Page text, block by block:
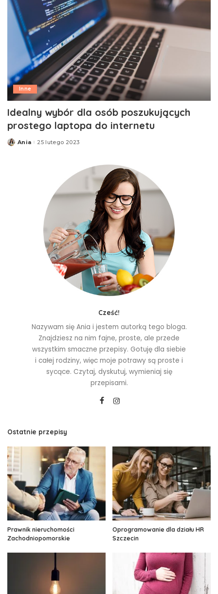
Inne
Idealny wybór dla osób poszukujących
prostego laptopa do internetu
Posted
Ania 25 lutego 2023
Cześć!
Nazywam się Ania i jestem autorką tego bloga.
Znajdziesz na nim fajne, proste, ale przede
wszystkim smaczne przepisy. Gotuję dla siebie
i całej rodziny, więc moje potrawy są proste i
sycące. Czytaj, dyskutuj, wymieniaj się
przepisami.
Ostatnie przepisy
Prawnik nieruchomości
Zachodniopomorskie
Oprogramowanie dla działu HR
Szczecin